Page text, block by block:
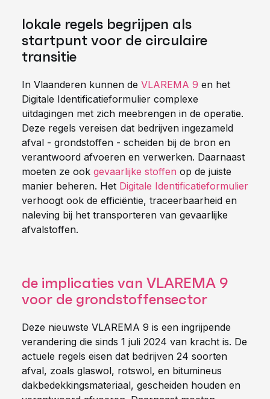
lokale regels begrijpen als
startpunt voor de circulaire
transitie
In Vlaanderen kunnen de VLAREMA 9 en het
Digitale Identificatieformulier complexe
uitdagingen met zich meebrengen in de operatie.
Deze regels vereisen dat bedrijven ingezameld
afval - grondstoffen - scheiden bij de bron en
verantwoord afvoeren en verwerken. Daarnaast
moeten ze ook gevaarlijke stoffen op de juiste
manier beheren. Het Digitale Identificatieformulier
verhoogt ook de efficiëntie, traceerbaarheid en
naleving bij het transporteren van gevaarlijke
afvalstoffen.
de implicaties van VLAREMA 9
voor de grondstoffensector
Deze nieuwste VLAREMA 9 is een ingrijpende
verandering die sinds 1 juli 2024 van kracht is. De
actuele regels eisen dat bedrijven 24 soorten
afval, zoals glaswol, rotswol, en bitumineus
dakbedekkingsmateriaal, gescheiden houden en